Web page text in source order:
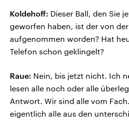
Koldehoff: Dieser Ball, den Sie
geworfen haben, ist der von
aufgenommen worden? Hat
Telefon schon geklingelt?
Raue: Nein, bis jetzt nicht. Ich
lesen alle noch oder alle
Antwort. Wir sind alle vom
eigentlich alle aus den